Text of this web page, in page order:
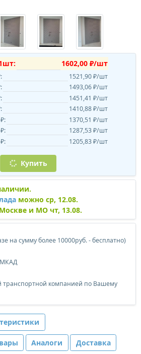
1602,00 ₽/шт
1521,90 ₽/шт
1493,06 ₽/шт
1451,41 ₽/шт
1410,88 ₽/шт
1370,51 ₽/шт
1287,53 ₽/шт
1205,83 ₽/шт
Купить
можно ср, 12.08.
и МО чт, 13.08.
на сумму более 10000руб. - бесплатно)
МКАД
компанией по Вашему
Аналоги Доставка